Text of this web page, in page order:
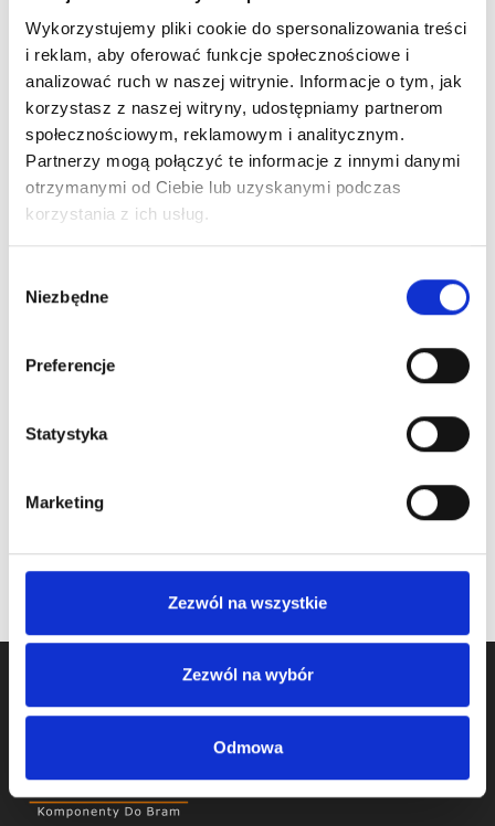
Wykorzystujemy pliki cookie do spersonalizowania treści
i reklam, aby oferować funkcje społecznościowe i
analizować ruch w naszej witrynie. Informacje o tym, jak
korzystasz z naszej witryny, udostępniamy partnerom
społecznościowym, reklamowym i analitycznym.
Partnerzy mogą połączyć te informacje z innymi danymi
otrzymanymi od Ciebie lub uzyskanymi podczas
korzystania z ich usług.
zgody
Niezbędne
Preferencje
Statystyka
Marketing
Zezwól na wszystkie
Zezwól na wybór
Odmowa
PODOBNE PRODUKTY
Nr Art.:
STOP
0,62
na stanie
25804
Cena detaliczna (brutto)
/ szt.
oczekiwanie na dostawę